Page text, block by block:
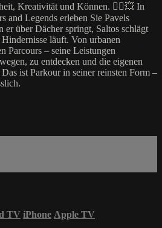
Kreativität und Können. 🏃‍♂️💥 In
and Legends erleben Sie Pavels
über Dächer springt, Saltos schlägt
läuft. Von urbanen
Parcours – seine Leistungen
zu entdecken und die eigenen
ist Parkour in seiner reinsten Form –
TV iPhone Apple TV